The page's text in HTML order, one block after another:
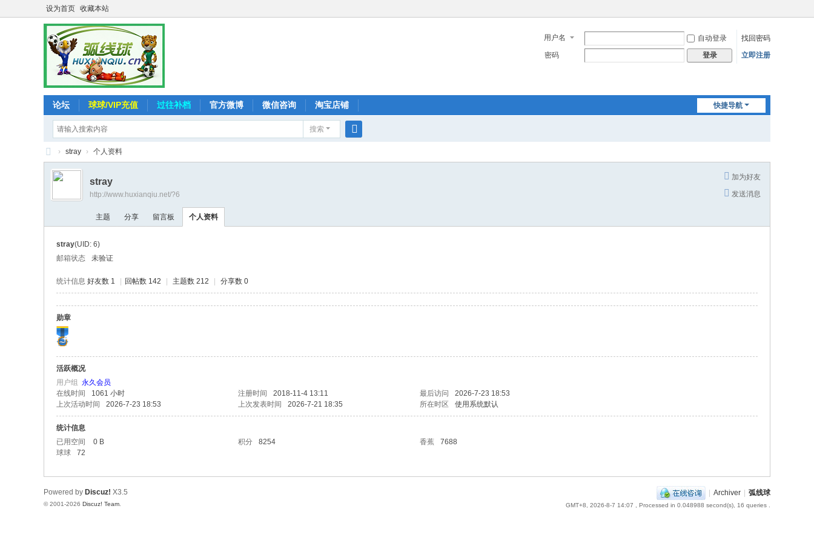
设为首页 收藏本站
用户名 自动登录
找回密码
密码
登录 立即注册
快捷导航
论坛 球球/VIP充值 过往补档 官方微博 微信咨询 淘宝店铺
搜索
索
弧
球
› stray › 个人资料
加为好友
发送消息
stray
http://www.huxianqiu.net/?6
主题 分享 留言板 个人资料
stray(UID: 6)
邮箱状态
未验证
统计信息 好友数 1 回帖数 142 主题数 212 分享数 0
勋章
活跃概况
用户组 永久会员
在线时间
1061 小时 注册时间 2018-11-4 13:11 最后访问
2026-7-23 18:53
上次活动时间
2026-7-23 18:53 上次发表时间 2026-7-21 18:35 所在时区 使用系统默认
统计信息
已用空间
0 B 积分 8254 香蕉
7688
球球
72
| Archiver | 弧线球
GMT+8, 2026-8-7 14:07 , Processed in 0.048988 second(s), 16 queries .
Powered by Discuz! X3.5
© 2001-2026 Discuz! Team